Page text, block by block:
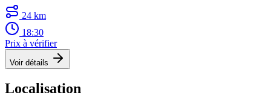
24 km
18:30
Prix à vérifier
Voir détails
Localisation